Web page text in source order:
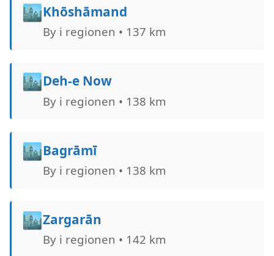
🏙️Khōshāmand
By i regionen • 137 km
🏙️Deh-e Now
By i regionen • 138 km
🏙️Bagrāmī
By i regionen • 138 km
🏙️Zargarān
By i regionen • 142 km